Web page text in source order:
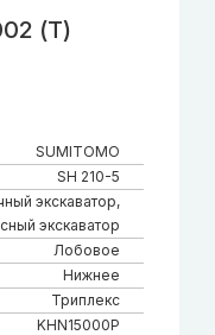
(Т)
SUMITOMO
SH 210-5
экскаватор,
экскаватор
Лобовое
Нижнее
Триплекс
KHN15000P